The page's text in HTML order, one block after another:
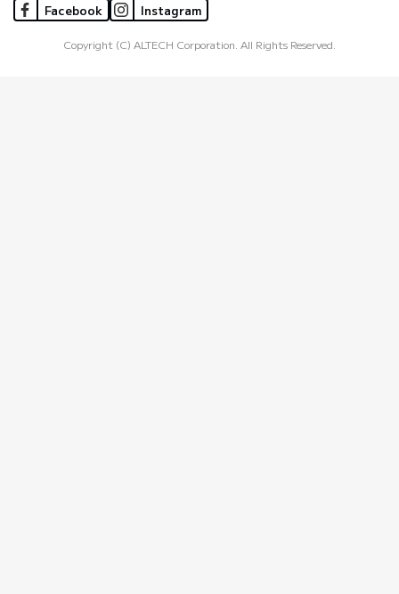
Facebook Instagram
Copyright (C) ALTECH Corporation. All Rights Reserved.